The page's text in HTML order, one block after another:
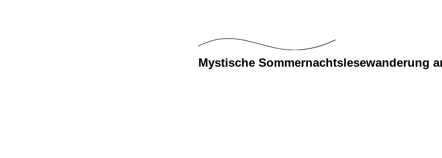
Mystische Sommernachtslesewanderung